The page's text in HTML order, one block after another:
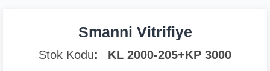
Smanni Vitrifiye
Stok Kodu KL 2000-205+KP 3000